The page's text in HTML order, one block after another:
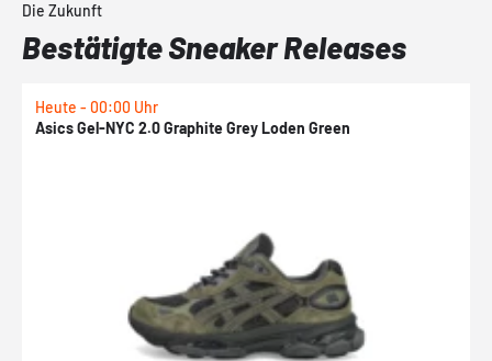
Die Zukunft
Bestätigte Sneaker Releases
Heute - 00:00 Uhr
Asics Gel-NYC 2.0 Graphite Grey Loden Green